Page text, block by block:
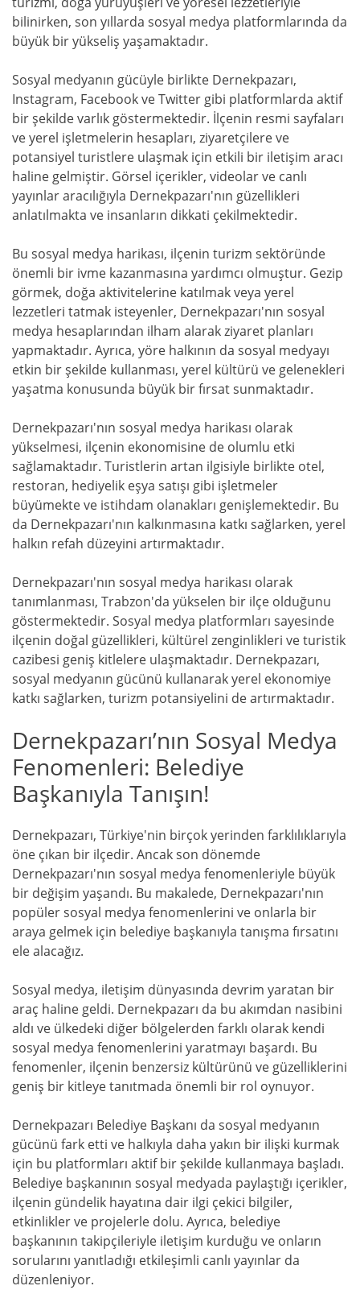
bilinirken, son yıllarda sosyal medya platformlarında da
büyük bir yükseliş yaşamaktadır.
Sosyal medyanın gücüyle birlikte Dernekpazarı,
Instagram, Facebook ve Twitter gibi platformlarda aktif
bir şekilde varlık göstermektedir. İlçenin resmi sayfaları
ve yerel işletmelerin hesapları, ziyaretçilere ve
potansiyel turistlere ulaşmak için etkili bir iletişim aracı
haline gelmiştir. Görsel içerikler, videolar ve canlı
yayınlar aracılığıyla Dernekpazarı'nın güzellikleri
anlatılmakta ve insanların dikkati çekilmektedir.
Bu sosyal medya harikası, ilçenin turizm sektöründe
önemli bir ivme kazanmasına yardımcı olmuştur. Gezip
görmek, doğa aktivitelerine katılmak veya yerel
lezzetleri tatmak isteyenler, Dernekpazarı'nın sosyal
medya hesaplarından ilham alarak ziyaret planları
yapmaktadır. Ayrıca, yöre halkının da sosyal medyayı
etkin bir şekilde kullanması, yerel kültürü ve gelenekleri
yaşatma konusunda büyük bir fırsat sunmaktadır.
Dernekpazarı'nın sosyal medya harikası olarak
yükselmesi, ilçenin ekonomisine de olumlu etki
sağlamaktadır. Turistlerin artan ilgisiyle birlikte otel,
restoran, hediyelik eşya satışı gibi işletmeler
büyümekte ve istihdam olanakları genişlemektedir. Bu
da Dernekpazarı'nın kalkınmasına katkı sağlarken, yerel
halkın refah düzeyini artırmaktadır.
Dernekpazarı'nın sosyal medya harikası olarak
tanımlanması, Trabzon'da yükselen bir ilçe olduğunu
göstermektedir. Sosyal medya platformları sayesinde
ilçenin doğal güzellikleri, kültürel zenginlikleri ve turistik
cazibesi geniş kitlelere ulaşmaktadır. Dernekpazarı,
sosyal medyanın gücünü kullanarak yerel ekonomiye
katkı sağlarken, turizm potansiyelini de artırmaktadır.
Dernekpazarı’nın Sosyal Medya
Fenomenleri: Belediye
Başkanıyla Tanışın!
Dernekpazarı, Türkiye'nin birçok yerinden farklılıklarıyla
öne çıkan bir ilçedir. Ancak son dönemde
Dernekpazarı'nın sosyal medya fenomenleriyle büyük
bir değişim yaşandı. Bu makalede, Dernekpazarı'nın
popüler sosyal medya fenomenlerini ve onlarla bir
araya gelmek için belediye başkanıyla tanışma fırsatını
ele alacağız.
Sosyal medya, iletişim dünyasında devrim yaratan bir
araç haline geldi. Dernekpazarı da bu akımdan nasibini
aldı ve ülkedeki diğer bölgelerden farklı olarak kendi
sosyal medya fenomenlerini yaratmayı başardı. Bu
fenomenler, ilçenin benzersiz kültürünü ve güzelliklerini
geniş bir kitleye tanıtmada önemli bir rol oynuyor.
Dernekpazarı Belediye Başkanı da sosyal medyanın
gücünü fark etti ve halkıyla daha yakın bir ilişki kurmak
için bu platformları aktif bir şekilde kullanmaya başladı.
Belediye başkanının sosyal medyada paylaştığı içerikler,
ilçenin gündelik hayatına dair ilgi çekici bilgiler,
etkinlikler ve projelerle dolu. Ayrıca, belediye
başkanının takipçileriyle iletişim kurduğu ve onların
sorularını yanıtladığı etkileşimli canlı yayınlar da
düzenleniyor.